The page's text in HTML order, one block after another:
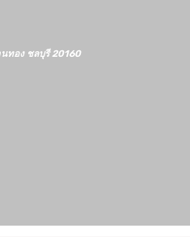
ทอง ชลบุรี 20160